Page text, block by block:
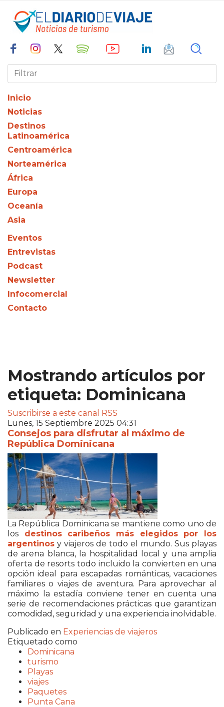
Inicio
Noticias
Destinos
Latinoamérica
Centroamérica
Norteamérica
África
Europa
Oceanía
Asia
Eventos
Entrevistas
Podcast
Newsletter
Infocomercial
Contacto
Mostrando artículos por
etiqueta: Dominicana
Suscribirse a este canal RSS
Lunes, 15 Septiembre 2025 04:31
Consejos para disfrutar al máximo de
República Dominicana
La República Dominicana se mantiene como uno de
los destinos caribeños más elegidos por los
argentinos y viajeros de todo el mundo. Sus playas
de arena blanca, la hospitalidad local y una amplia
oferta de resorts todo incluido la convierten en una
opción ideal para escapadas románticas, vacaciones
familiares o viajes de aventura. Para aprovechar al
máximo la estadía conviene tener en cuenta una
serie de recomendaciones prácticas que garantizan
comodidad, seguridad y una experiencia inolvidable.
Publicado en Experiencias de viajeros
Etiquetado como
Dominicana
turismo
Playas
viajes
Paquetes
Punta Cana